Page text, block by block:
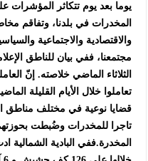
يوما بعد يوم تتكاثر المؤشرات
المخدرات في بلدنا، وتفاقم
والاقتصادية والاجتماعية
مجتمعنا، ففي بيان للناطق
الثلاثاء الماضي خلاصته. إنّ
تعاملوا خلال الأيام القليلة
تاجرا للمخدرات وضُبطت
المخدرة.ففي البادية